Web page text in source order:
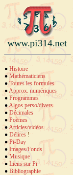
www.pi314.net
Histoire
Mathématiciens
Toutes les formules
Approx. numériques
Programmes
Algos perso/divers
Décimales
Poèmes
Articles/vidéos
Délires !
Pi-Day
Images/Fonds
Musique
Liens sur Pi
Bibliographie